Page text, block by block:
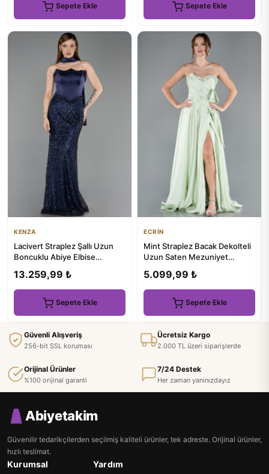
Sepete Ekle Sepete Ekle
KENZA
Lacivert Straplez Şallı Uzun
Boncuklu Abiye Elbise
13.259,99 ₺
Sepete Ekle
ECRİN
Mint Straplez Bacak Dekolteli
Uzun Saten Mezuniyet
5.099,99 ₺
Sepete Ekle
Güvenli Alışveriş
256-bit SSL koruması
Ücretsiz Kargo
2.000 TL üzeri siparişlerde
Orijinal Ürünler
%100 orijinal garanti
7/24 Destek
Her zaman yanınızdayız
Abiyetakim
Güvenilir tedarikçilerden seçilmiş kaliteli ürünler, tek adreste. Orijinal ürünler,
hızlı teslimat.
Kurumsal Yardım